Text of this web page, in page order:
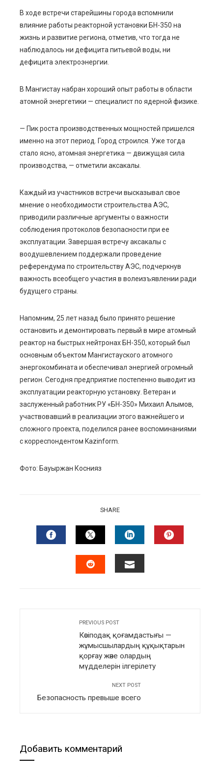
В ходе встречи старейшины города вспомнили
влияние работы реакторной установки БН-350 на
жизнь и развитие региона, отметив, что тогда не
наблюдалось ни дефицита питьевой воды, ни
дефицита электроэнергии.
В Мангистау набран хороший опыт работы в области
атомной энергетики — специалист по ядерной физике.
— Пик роста производственных мощностей пришелся
именно на этот период. Город строился. Уже тогда
стало ясно, атомная энергетика — движущая сила
производства, — отметили аксакалы.
Каждый из участников встречи высказывал свое
мнение о необходимости строительства АЭС,
приводили различные аргументы о важности
соблюдения протоколов безопасности при ее
эксплуатации. Завершая встречу аксакалы с
воодушевлением поддержали проведение
референдума по строительству АЭС, подчеркнув
важность всеобщего участия в волеизъявлении ради
будущего страны.
Напомним, 25 лет назад было принято решение
остановить и демонтировать первый в мире атомный
реактор на быстрых нейтронах БН-350, который был
основным объектом Мангистауского атомного
энергокомбината и обеспечивал энергией огромный
регион. Сегодня предприятие постепенно выводит из
эксплуатации реакторную установку. Ветеран и
заслуженный работник РУ «БН-350» Михаил Алымов,
участвовавший в реализации этого важнейшего и
сложного проекта, поделился ранее воспоминаниями
с корреспондентом Kazinform.
Фото: Бауыржан Коснияз
SHARE
FACEBOOKTWITTERLINKEDIN
PREVIOUS POST
Кәсіподақ қоғамдастығы —
жұмысшылардың құқықтарын
қорғау және олардың
мүдделерін ілгерілету
NEXT POST
Безопасность превыше всего
Добавить комментарий